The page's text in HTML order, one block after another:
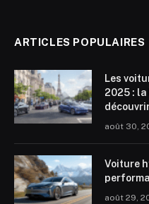
ARTICLES POPULAIRES
Les
2025 :
août 30,
Voiture
août 29,